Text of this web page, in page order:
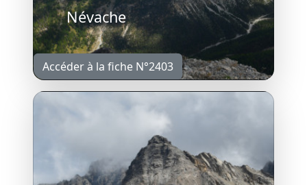
Névache
Accéder à la fiche N°2403